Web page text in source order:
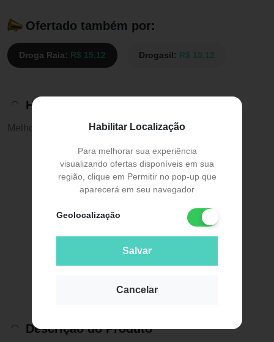
Habilitar Localização
Para melhorar sua experiência
visualizando ofertas disponíveis em sua
região, clique em Permitir no pop-up que
aparecerá em seu navegador
Geolocalização
Salvar
Cancelar
Ofertado também por:
Droga Raia: R$ 15,12 Drogasil: R$ 15,12
Histórico de preços
Melhor preço: R$ 15,12
Descrição do Produto